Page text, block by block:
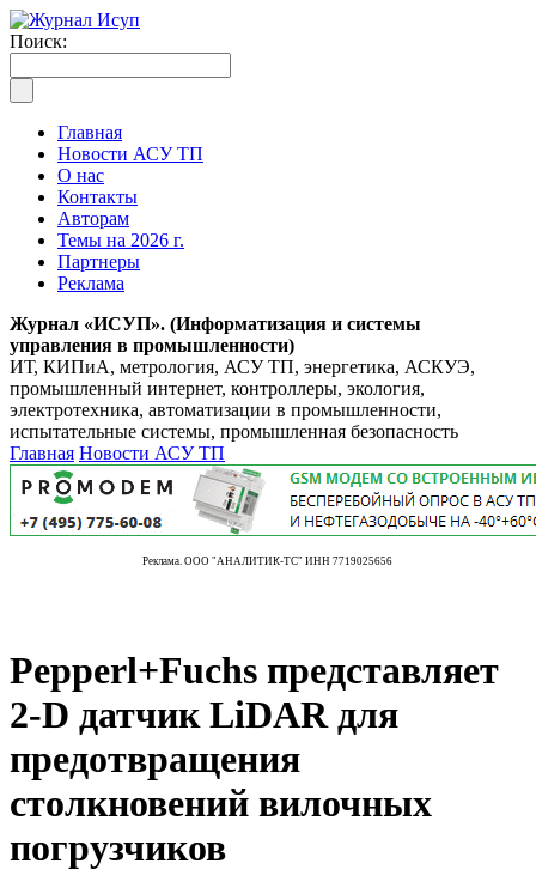
Поиск:
Главная
Новости АСУ ТП
О нас
Контакты
Авторам
Темы на 2026 г.
Партнеры
Реклама
Журнал «ИСУП». (Информатизация и системы
управления в промышленности)
ИТ, КИПиА, метрология, АСУ ТП, энергетика, АСКУЭ,
промышленный интернет, контроллеры, экология,
электротехника, автоматизации в промышленности,
испытательные системы, промышленная безопасность
Главная Новости АСУ ТП
Реклама. ООО "АНАЛИТИК-ТС" ИНН 7719025656
Pepperl+Fuchs представляет
2-D датчик LiDAR для
предотвращения
столкновений вилочных
погрузчиков